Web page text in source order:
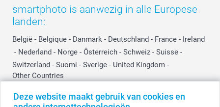
Deze website maakt gebruik van cookies en
smartphoto is aanwezig in alle Europese
landen:
België - Belgique - Danmark - Deutschland - France - Ireland
- Nederland - Norge - Österreich - Schweiz - Suisse -
Switzerland - Suomi - Sverige - United Kingdom -
Other Countries